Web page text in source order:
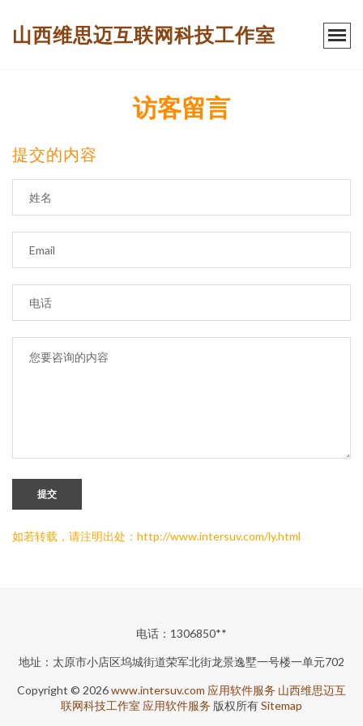
山西维思迈互联网科技工作室
访客留言
提交的内容
提交
如若转载，请注明出处：http://www.intersuv.com/ly.html
电话：1306850**
地址：太原市小店区坞城街道荣军北街龙景逸墅一号楼一单元702
Copyright © 2026www.intersuv.com 应用软件服务 山西维思迈互
联网科技工作室 应用软件服务 版权所有Sitemap